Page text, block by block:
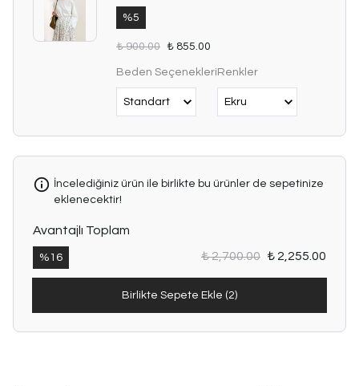
%5
₺ 900.00 ₺ 855.00
Beden SeçenekleriRenkler
İncelediğiniz ürün ile birlikte bu ürünler de sepetinize
eklenecektir!
Avantajlı Toplam
% 16 ₺ 2,700.00 ₺ 2,255.00
Birlikte Sepete Ekle (2)